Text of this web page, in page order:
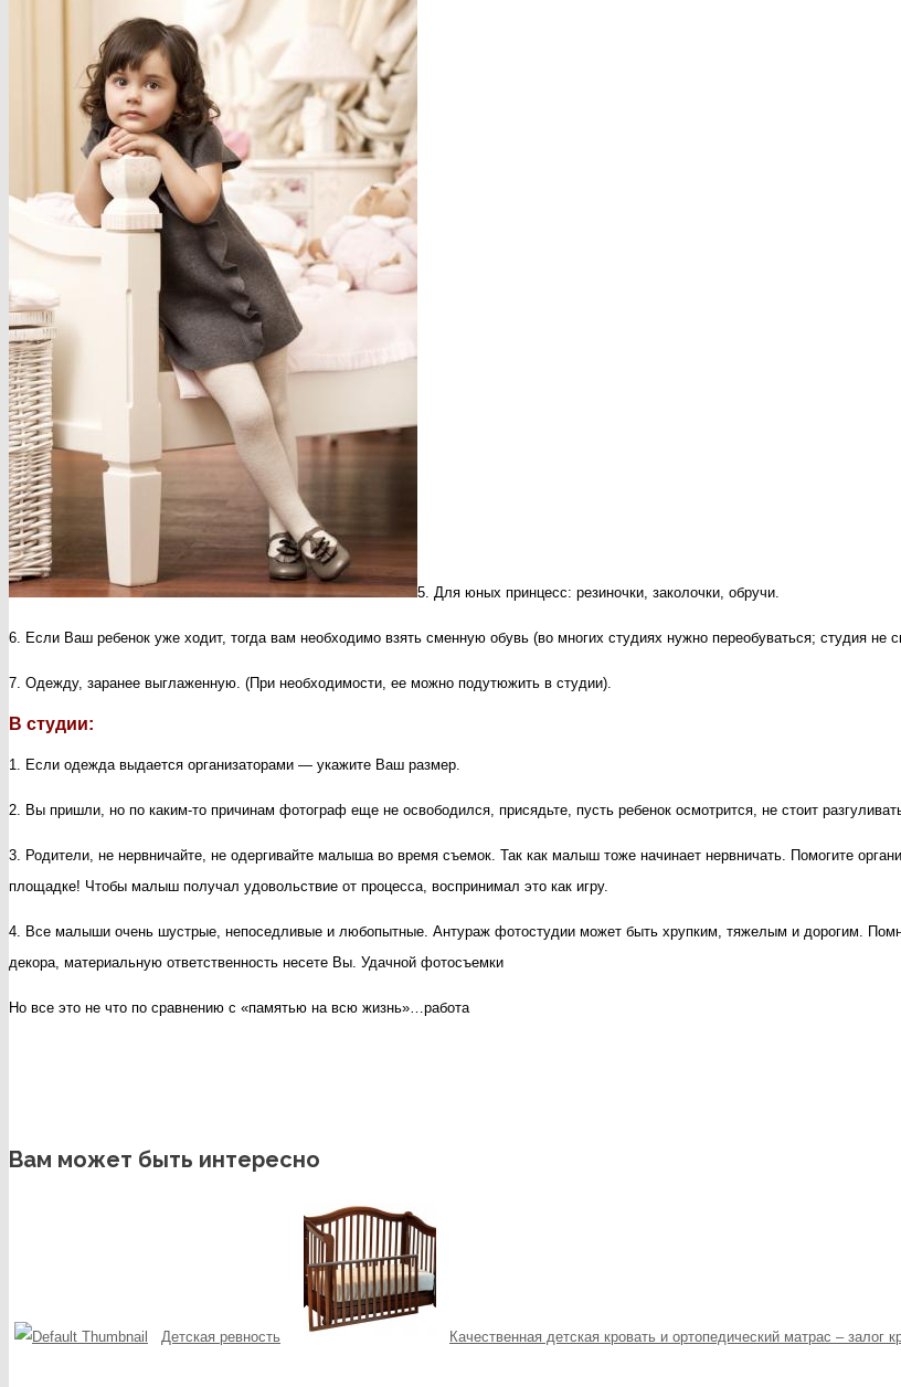
5. Для юных принцесс: резиночки, заколочки, обручи.
6. Если Ваш ребенок уже ходит, тогда вам необходимо взять сменную обувь (во многих студиях нужно переобуваться; студия не
7. Одежду, заранее выглаженную. (При необходимости, ее можно подутюжить в студии).
В студии:
1. Если одежда выдается организаторами — укажите Ваш размер.
2. Вы пришли, но по каким-то причинам фотограф еще не освободился, присядьте, пусть ребенок осмотрится, не стоит
3. Родители, не нервничайте, не одергивайте малыша во время съемок. Так как малыш тоже начинает нервничать. Помогите
площадке! Чтобы малыш получал удовольствие от процесса, воспринимал это как игру.
4. Все малыши очень шустрые, непоседливые и любопытные. Антураж фотостудии может быть хрупким, тяжелым и дорогим.
декора, материальную ответственность несете Вы. Удачной фотосъемки
Но все это не что по сравнению с «памятью на всю жизнь»…работа
Вам может быть интересно
Детская ревность Качественная детская кровать и ортопедический матрас – залог